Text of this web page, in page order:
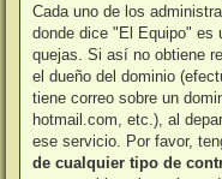
Cada uno de los
donde dice "El Equipo" es
quejas. Si así no obtiene
el dueño del dominio
tiene correo sobre un
hotmail.com, etc.), al
ese servicio. Por favor,
de cualquier tipo de